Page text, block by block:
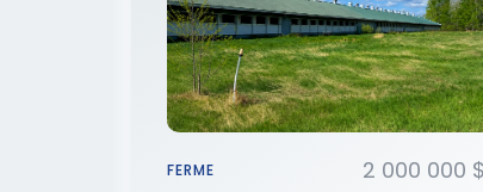
FERME 2 000 000 $